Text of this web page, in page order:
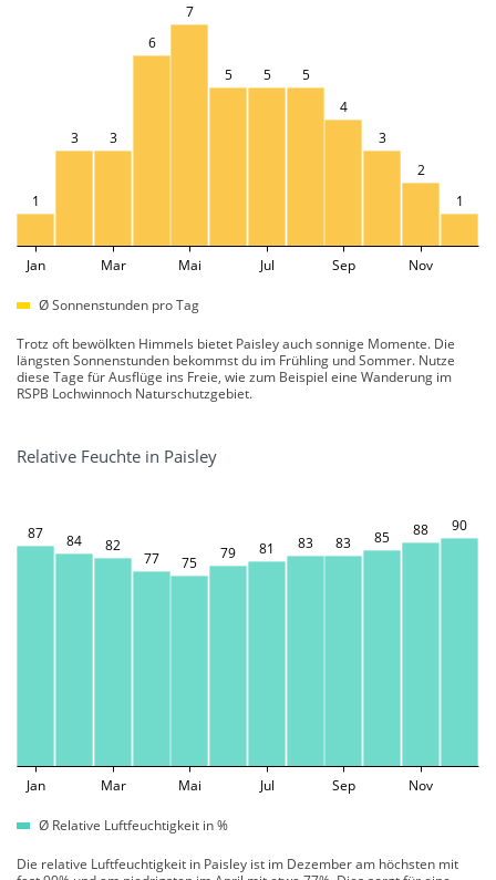
1
3 3
6
7
5 5
5
4
3
2
1
Jan Mar Mai Jul Sep Nov
Ø Sonnenstunden pro Tag
Trotz oft bewölkten Himmels bietet Paisley auch sonnige Momente. Die
längsten Sonnenstunden bekommst du im Frühling und Sommer. Nutze
diese Tage für Ausflüge ins Freie, wie zum Beispiel eine Wanderung im
RSPB Lochwinnoch Naturschutzgebiet.
Relative Feuchte in Paisley
87 84 82
77 75
79 81 83 83 85 88 90
Jan Mar Mai Jul Sep Nov
Ø Relative Luftfeuchtigkeit in %
Die relative Luftfeuchtigkeit in Paisley ist im Dezember am höchsten mit